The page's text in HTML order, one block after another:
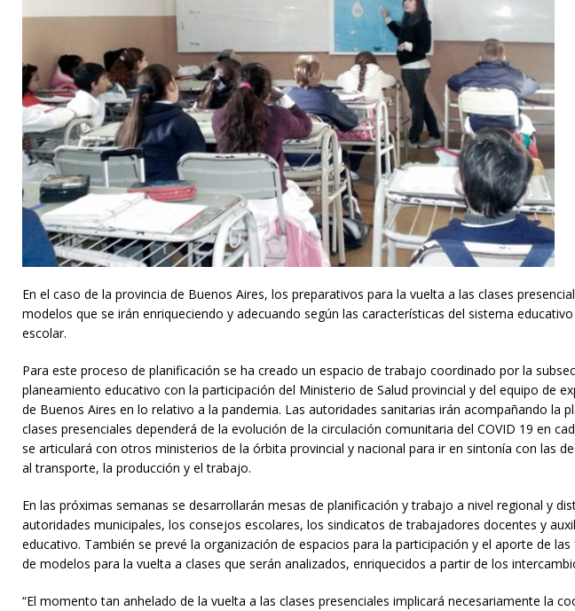
En el caso de la provincia de Buenos Aires, los preparativos para la vuelta a las clases
modelos que se irán enriqueciendo y adecuando según las características del sistema
escolar.
Para este proceso de planificación se ha creado un espacio de trabajo coordinado por la
planeamiento educativo con la participación del Ministerio de Salud provincial y del equipo de
de Buenos Aires en lo relativo a la pandemia. Las autoridades sanitarias irán acompañando la
clases presenciales dependerá de la evolución de la circulación comunitaria del COVID 19 en
se articulará con otros ministerios de la órbita provincial y nacional para ir en sintonía con las
al transporte, la producción y el trabajo.
En las próximas semanas se desarrollarán mesas de planificación y trabajo a nivel regional y
autoridades municipales, los consejos escolares, los sindicatos de trabajadores docentes y
educativo. También se prevé la organización de espacios para la participación y el aporte de
de modelos para la vuelta a clases que serán analizados, enriquecidos a partir de los
“El momento tan anhelado de la vuelta a las clases presenciales implicará necesariamente la